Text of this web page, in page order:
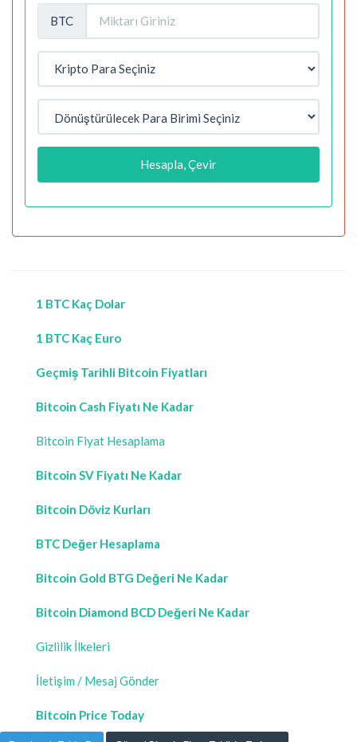
BTC
Hesapla, Çevir
1 BTC Kaç Dolar
1 BTC Kaç Euro
Geçmiş Tarihli Bitcoin Fiyatları
Bitcoin Cash Fiyatı Ne Kadar
Bitcoin Fiyat Hesaplama
Bitcoin SV Fiyatı Ne Kadar
Bitcoin Döviz Kurları
BTC Değer Hesaplama
Bitcoin Gold BTG Değeri Ne Kadar
Bitcoin Diamond BCD Değeri Ne Kadar
Gizlilik İlkeleri
İletişim / Mesaj Gönder
Bitcoin Price Today